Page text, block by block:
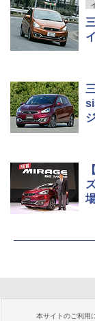
本サイトのご利用